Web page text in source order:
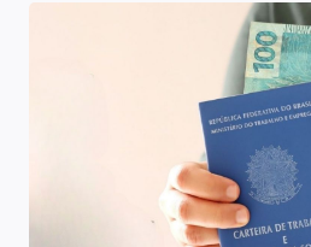
Carteiras Recomendadas
Central de Dividendos